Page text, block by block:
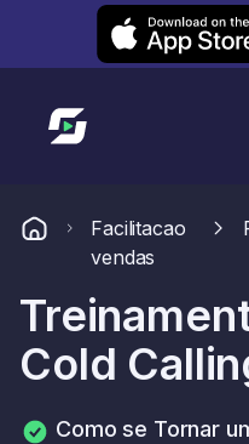
Leexi on iOS
Link para a página inicial
Facilitacao
vendas
Cold
Como se Tornar